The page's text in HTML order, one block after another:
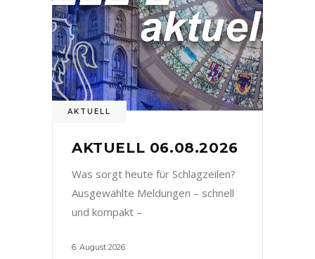
AKTUELL
AKTUELL 06.08.2026
Was sorgt heute für Schlagzeilen?
Ausgewählte Meldungen – schnell
und kompakt –
6. August 2026